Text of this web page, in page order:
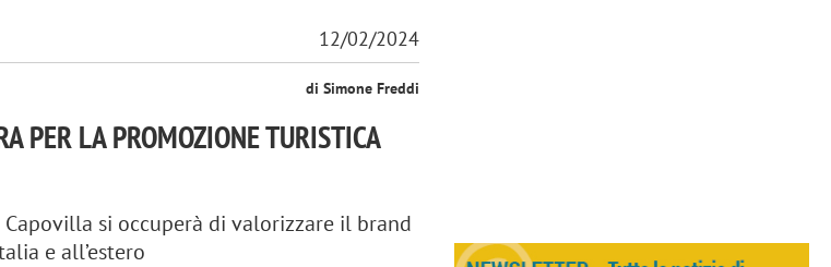
12/02/2024
di Simone Freddi
PER LA PROMOZIONE TURISTICA
Capovilla si occuperà di valorizzare il brand
e all’estero